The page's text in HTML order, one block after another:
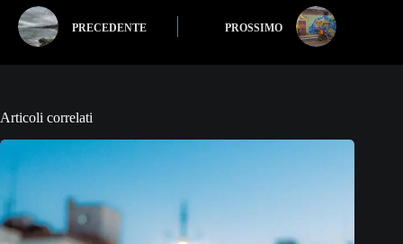
PRECEDENTE PROSSIMO
Articoli correlati